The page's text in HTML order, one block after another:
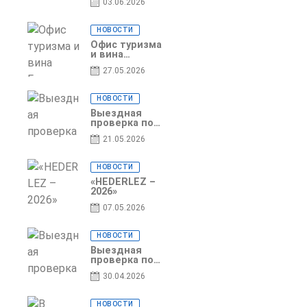
специальности
туризму»
03.06.2026
НОВОСТИ
Офис туризма
и вина
Гагаузии —
участник
конференции
по развитию
туризма
27.05.2026
НОВОСТИ
Выездная
проверка по
вопросам
соблюдения
договоров о
предоставлении
грантов
предприятия
Baurlukhouse
21.05.2026
НОВОСТИ
«HEDERLEZ –
2026»
07.05.2026
НОВОСТИ
Выездная
проверка по
вопросам
соблюдения
договоров о
30.04.2026
НОВОСТИ